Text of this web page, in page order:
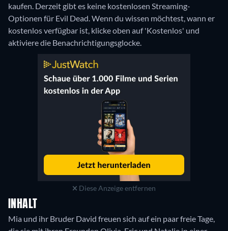
kaufen. Derzeit gibt es keine kostenlosen Streaming-
Optionen für Evil Dead. Wenn du wissen möchtest, wann er
kostenlos verfügbar ist, klicke oben auf 'Kostenlos' und
aktiviere die Benachrichtigungsglocke.
Diese Anzeige entfernen
INHALT
Mia und ihr Bruder David freuen sich auf ein paar freie Tage,